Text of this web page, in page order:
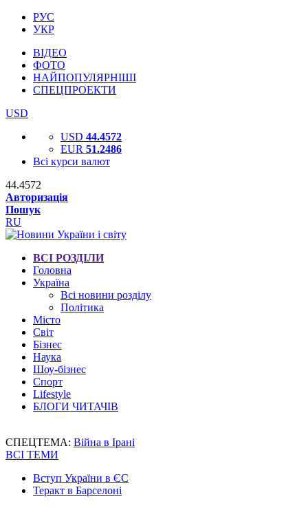
РУС
УКР
ВІДЕО
ФОТО
НАЙПОПУЛЯРНІШІ
СПЕЦПРОЕКТИ
USD
USD 44.4572
EUR 51.2486
Всі курси валют
44.4572
Авторизація
Пошук
RU
ВСІ РОЗДІЛИ
Головна
Україна
Всі новини розділу
Політика
Місто
Світ
Бізнес
Наука
Шоу-бізнес
Спорт
Lifestyle
БЛОГИ ЧИТАЧІВ
СПЕЦТЕМА: Війна в Ірані
ВСІ ТЕМИ
Вступ України в ЄС
Теракт в Барселоні